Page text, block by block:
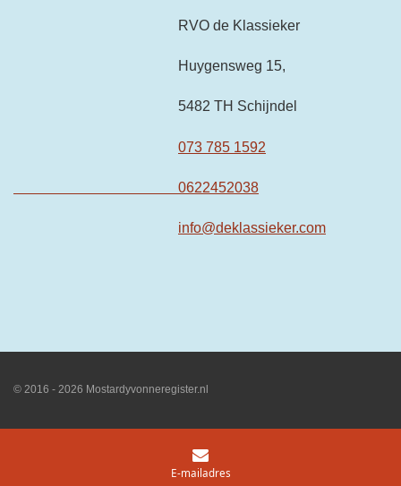
RVO de Klassieker
Huygensweg 15,
5482 TH Schijndel
073 785 1592
0622452038
info@deklassieker.com
© 2016 - 2026 Mostardyvonneregister.nl
E-mailadres